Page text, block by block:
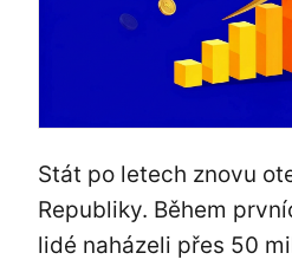
Stát po letech znovu
Republiky. Během
lidé naházeli přes 50